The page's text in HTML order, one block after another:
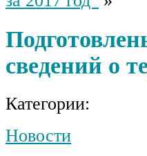
сведений о
Категории:
Новости